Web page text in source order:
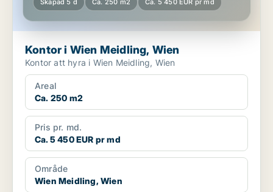
Skapad 5 d Ca. 250 m2 Ca. 5 450 EUR pr md
Kontor i Wien Meidling, Wien
Kontor att hyra i Wien Meidling, Wien
Areal
Ca. 250 m2
Pris pr. md.
Ca. 5 450 EUR pr md
Område
Wien Meidling, Wien